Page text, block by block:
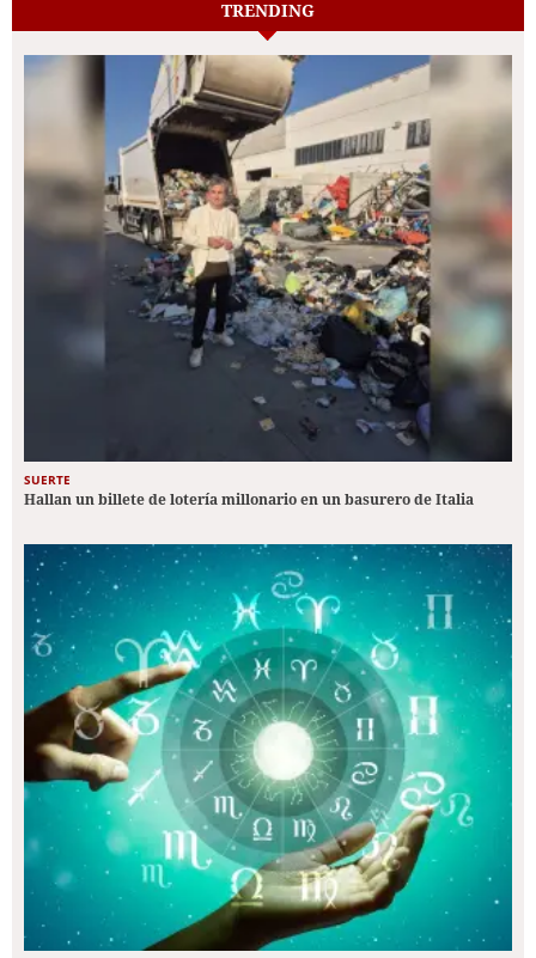
TRENDING
SUERTE
Hallan un billete de lotería millonario en un basurero de Italia